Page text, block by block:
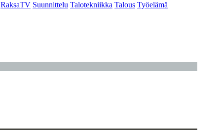
RaksaTV Suunnittelu Talotekniikka Talous Työelämä